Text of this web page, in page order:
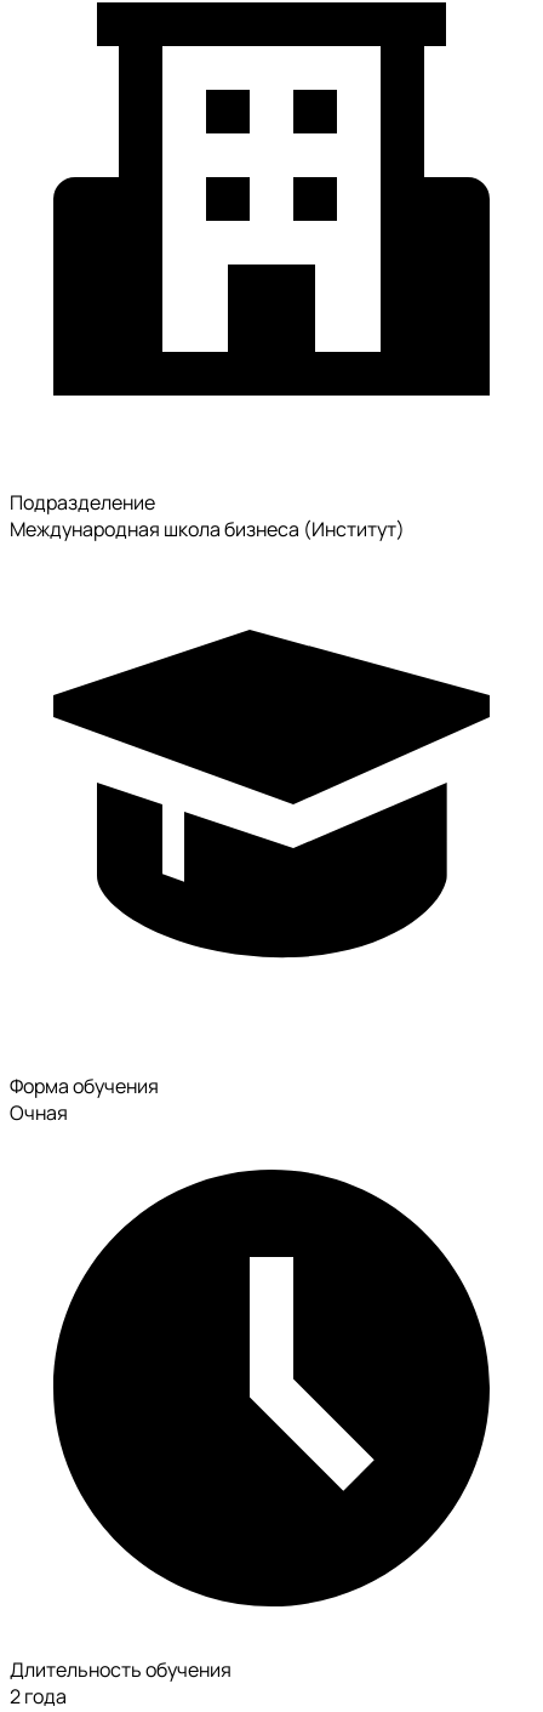
Подразделение
Международная школа бизнеса (Институт)
Форма обучения
Очная
Длительность обучения
2 года